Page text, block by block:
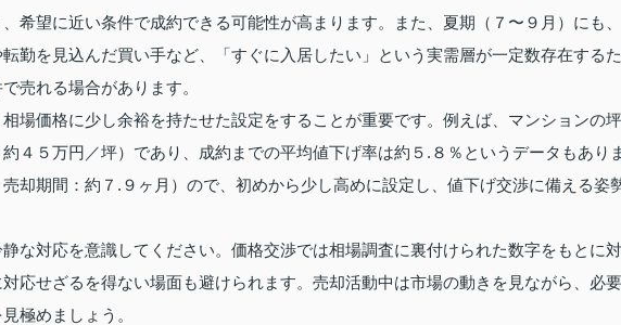
希望に近い条件で成約できる可能性が高まります。また、夏期（７〜９月）にも、
勤を見込んだ買い手など、「すぐに入居したい」という実需層が一定数存在するた
売れる場合があります。
場価格に少し余裕を持たせた設定をすることが重要です。例えば、マンションの坪
４５万円／坪）であり、成約までの平均値下げ率は約５.８％というデータもあり
却期間：約７.９ヶ月）ので、初めから少し高めに設定し、値下げ交渉に備える姿
な対応を意識してください。価格交渉では相場調査に裏付けられた数字をもとに対
応せざるを得ない場面も避けられます。売却活動中は市場の動きを見ながら、必要
極めましょう。